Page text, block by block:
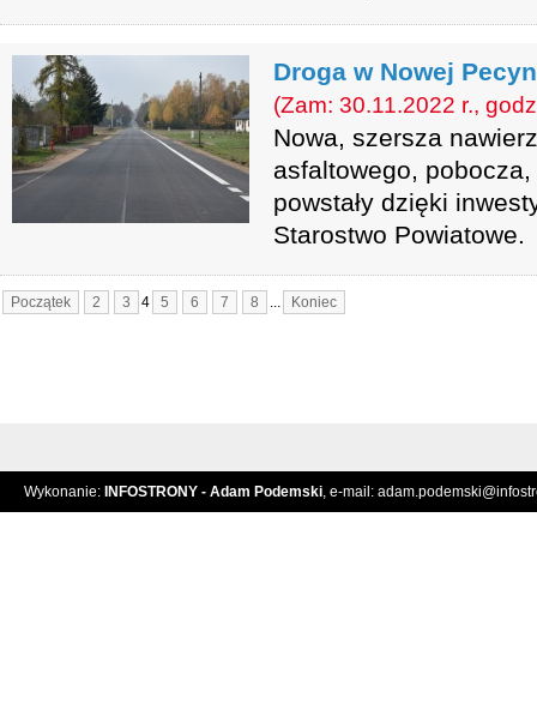
Droga w Nowej
(Zam: 30.11.2022 r.,
Nowa, szersza
asfaltowego,
powstały dzięki
Starostwo Powiatowe.
Początek 2 3 4 5 6 7 8 ... Koniec
Wykonanie: INFOSTRONY - Adam Podemski, e-mail: